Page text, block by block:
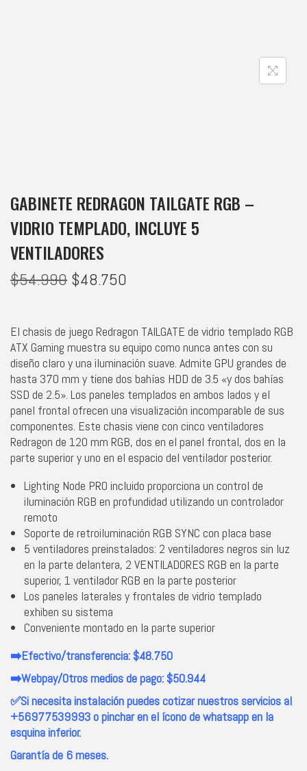
GABINETE REDRAGON TAILGATE RGB –
VIDRIO TEMPLADO, INCLUYE 5
VENTILADORES
$54.990 $48.750
El chasis de juego Redragon TAILGATE de vidrio templado RGB
ATX Gaming muestra su equipo como nunca antes con su
diseño claro y una iluminación suave. Admite GPU grandes de
hasta 370 mm y tiene dos bahías HDD de 3.5 «y dos bahías
SSD de 2.5». Los paneles templados en ambos lados y el
panel frontal ofrecen una visualización incomparable de sus
componentes. Este chasis viene con cinco ventiladores
Redragon de 120 mm RGB, dos en el panel frontal, dos en la
parte superior y uno en el espacio del ventilador posterior.
Lighting Node PRO incluido proporciona un control de
iluminación RGB en profundidad utilizando un controlador
remoto
Soporte de retroiluminación RGB SYNC con placa base
5 ventiladores preinstalados: 2 ventiladores negros sin luz
en la parte delantera, 2 VENTILADORES RGB en la parte
superior, 1 ventilador RGB en la parte posterior
Los paneles laterales y frontales de vidrio templado
exhiben su sistema
Conveniente montado en la parte superior
➡️Efectivo/transferencia: $48.750
➡️Webpay/Otros medios de pago: $50.944
✅Si necesita instalación puedes cotizar nuestros servicios al
+56977539993 o pinchar en el ícono de whatsapp en la
esquina inferior.
Garantía de 6 meses.